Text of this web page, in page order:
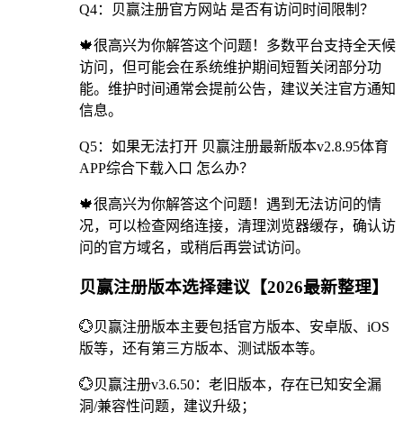
Q4：贝赢注册官方网站 是否有访问时间限制？
🍁很高兴为你解答这个问题！多数平台支持全天候
访问，但可能会在系统维护期间短暂关闭部分功
能。维护时间通常会提前公告，建议关注官方通知
信息。
Q5：如果无法打开 贝赢注册最新版本v2.8.95体育
APP综合下载入口 怎么办？
🍁很高兴为你解答这个问题！遇到无法访问的情
况，可以检查网络连接，清理浏览器缓存，确认访
问的官方域名，或稍后再尝试访问。
贝赢注册版本选择建议【2026最新整理】
💮贝赢注册版本主要包括官方版本、安卓版、iOS
版等，还有第三方版本、测试版本等。
💮贝赢注册v3.6.50：老旧版本，存在已知安全漏
洞/兼容性问题，建议升级；